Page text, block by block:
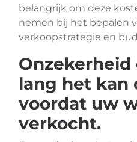
belangrijk om deze
nemen bij het bepalen
verkoopstrategie en
Onzekerheid
lang het kan
voordat uw
verkocht.